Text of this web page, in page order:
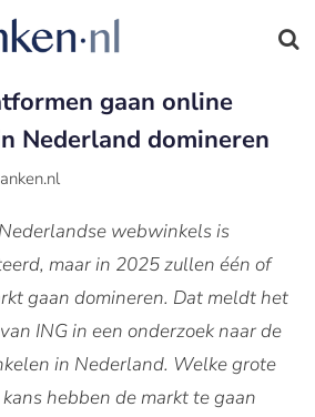
gaan online
Nederland domineren
webwinkels is
maar in 2025 zullen één of
gaan domineren. Dat meldt het
ING in een onderzoek naar de
in Nederland. Welke grote
hebben de markt te gaan